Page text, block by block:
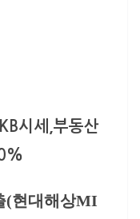
시세,부동산
(현대해상MI